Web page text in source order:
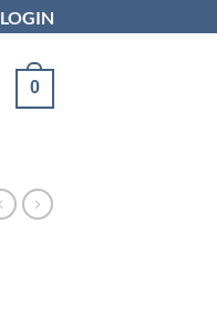
LOGIN
0